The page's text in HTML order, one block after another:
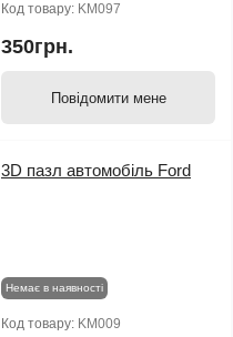
Код товару: KM097
350грн.
Повідомити мене
3D пазл автомобіль Ford
Немає в наявності
Код товару: KM009